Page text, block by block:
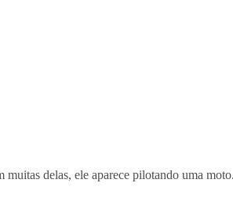
delas, ele aparece pilotando uma